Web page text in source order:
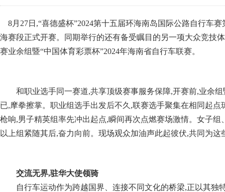
8月27日,“喜德盛杯”2024第十五届环海南岛国际公路自行车
海赛段正式开赛。同期举行的还有备受瞩目的另一项大众竞技
赛业余组暨“中国体育彩票杯”2024年海南省自行车联赛。
和职业选手同一赛道,共享顶级赛事服务保障,开赛前,业余
已,摩拳擦掌。职业组选手出发后不久,联赛选手聚集在相同起点
枪响,男子精英组率先冲出起点,瞬间再次点燃赛场激情。女子组
以上组紧随其后,奋力向前。现场观众加油声此起彼伏,共同为这
交流无界,驻华大使领骑
自行车运动作为跨越国界、连接不同文化的桥梁,正以其独